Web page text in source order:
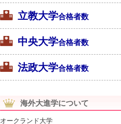
立教大学合格者数
中央大学合格者数
法政大学合格者数
海外大進学について
オークランド大学